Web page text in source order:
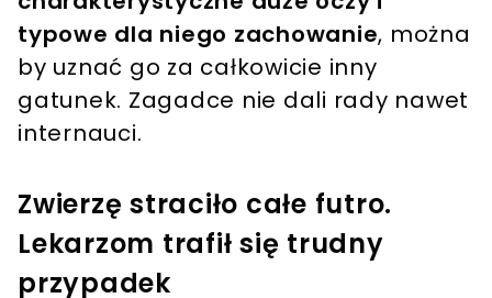
typowe dla niego zachowanie, można
by uznać go za całkowicie inny
gatunek. Zagadce nie dali rady nawet
internauci.
Zwierzę straciło całe futro.
Lekarzom trafił się trudny
przypadek